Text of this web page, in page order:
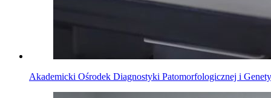
Akademicki Ośrodek Diagnostyki Patomorfologicznej i